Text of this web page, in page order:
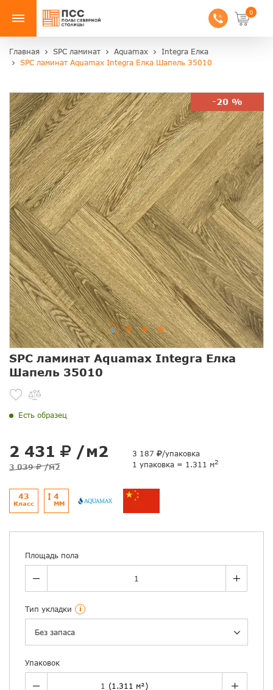
0
Главная SPC ламинат Aquamax
Integra Елка
SPC ламинат Aquamax Integra Елка Шапель 35010
-20 %
SPC ламинат Aquamax Integra Елка
Шапель 35010
Есть образец
2 431 /м2
3 039 /м2
3 187
/упаковка
1 упаковка = 1.311 м2
43
Класс
4
ММ
Площадь пола
Тип укладки i
Без запаса
Упаковок